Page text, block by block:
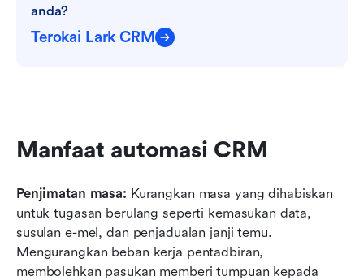
anda?
Terokai Lark CRM
Manfaat automasi CRM
Penjimatan masa: Kurangkan masa yang dihabiskan
untuk tugasan berulang seperti kemasukan data,
susulan e-mel, dan penjadualan janji temu.
Mengurangkan beban kerja pentadbiran,
membolehkan pasukan memberi tumpuan kepada